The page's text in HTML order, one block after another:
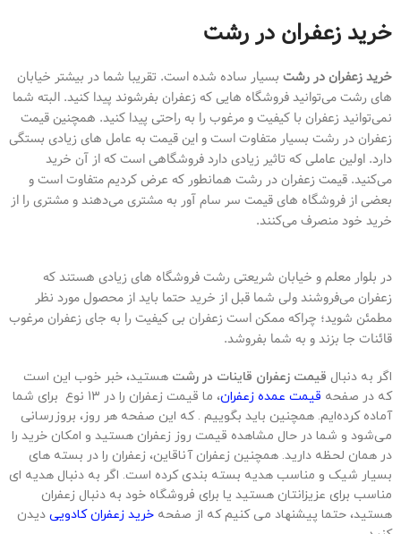
خرید زعفران در رشت
خرید زعفران در رشت بسیار ساده شده است. تقریبا شما در بیشتر خیابان
های رشت می‌توانید فروشگاه هایی که زعفران بفرشوند پیدا کنید. البته شما
نمی‌توانید زعفران با کیفیت و مرغوب را به راحتی پیدا کنید. همچنین قیمت
زعفران در رشت بسیار متفاوت است و این قیمت به عامل های زیادی بستگی
دارد. اولین عاملی که تاثیر زیادی دارد فروشگاهی است که از آن خرید
می‌کنید. قیمت زعفران در رشت همانطور که عرض کردیم متفاوت است و
بعضی از فروشگاه های قیمت سر سام آور به مشتری می‌دهند و مشتری را از
خرید خود منصرف می‌کنند.
در بلوار معلم و خیابان شریعتی رشت فروشگاه های زیادی هستند که
زعفران می‌فروشند ولی شما قبل از خرید حتما باید از محصول مورد نظر
مطمئن شوید؛ چراکه ممکن است زعفران بی کیفیت را به جای زعفران مرغوب
قائنات جا بزند و به شما بفروشد.
اگر به دنبال قیمت زعفران قاینات در رشت هستید، خبر خوب این است
که در صفحه قیمت عمده زعفران
، ما قیمت زعفران را در 13 نوع برای شما
آماده کرده‌ایم. همچنین باید بگوییم . که این صفحه هر روز، بروزرسانی
می‌شود و شما در حال مشاهده قیمت روز زعفران هستید و امکان خرید را
در همان لحظه دارید. همچنین زعفران آناقاین، زعفران را در بسته های
بسیار شیک و مناسب هدیه بسته بندی کرده است. اگر به دنبال هدیه ای
مناسب برای عزیزانتان هستید یا برای فروشگاه خود به دنبال زعفران
هستید، حتما پیشنهاد می کنیم که از صفحه خرید زعفران کادویی دیدن